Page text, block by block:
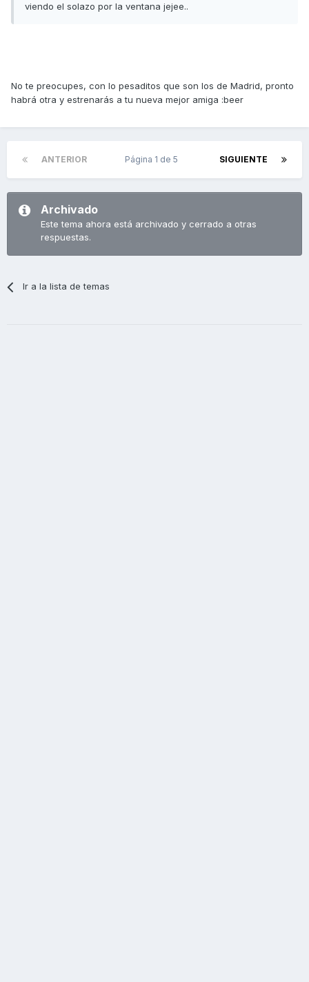
viendo el solazo por la ventana jejee..
No te preocupes, con lo pesaditos que son los de Madrid, pronto
habrá otra y estrenarás a tu nueva mejor amiga :beer
ANTERIOR SIGUIENTE
Página 1 de 5
Archivado
Este tema ahora está archivado y cerrado a otras
respuestas.
Ir a la lista de temas